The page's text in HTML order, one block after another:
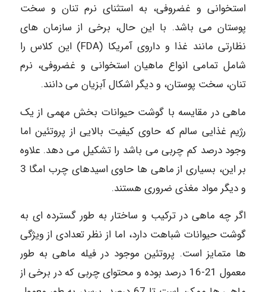
استخوانی و غضروفی، به استثنای نرم تنان و سخت
پوستان می باشد. با این حال، برخی از سازمان های
نظارتی مانند غذا و داروی آمریکا (FDA) این کلاس را
شامل تمامی انواع ماهیان استخوانی و غضروفی، نرم
تنان، سخت پوستان، و دیگر اشکال آبزیان می دانند.
ماهی در مقایسه با گوشت حیوانات بخش مهمی از یک
رژیم غذایی سالم که حاوی کیفیت بالایی از پروتئین اما
وجود درصد کم چربی می باشد را تشکیل می دهد. علاوه
بر این، بسیاری از ماهی ها حاوی اسیدهای چرب امگا 3
و دیگر مواد مغذی ضروری هستند.
اگر چه ماهی در ترکیب و ساختار به طور گسترده ای به
گوشت حیوانات شباهت دارد، اما از نظر تعدادی از ویژگی
ها متمایز است. پروتئین موجود در فیله ماهی به طور
معمول 21-16 درصد بوده و محتوای چربی که در برخی از